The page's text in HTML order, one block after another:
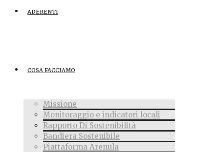
ADERENTI
COSA FACCIAMO
Missione
Monitoraggio e indicatori locali
Rapporto Di Sostenibilità
Bandiera Sostenibile
Piattaforma Arenula